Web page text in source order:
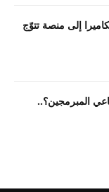
إلى منصة تتوّج
المبرمجين؟..